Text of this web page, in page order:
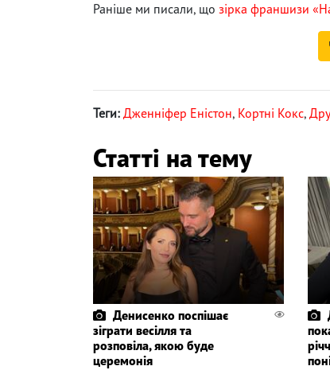
Раніше ми писали, що зірка франшизи
Теги: Дженніфер Еністон, Кортні Кокс,
Статті на тему
Денисенко поспішає
зіграти весілля та
розповіла, якою буде
церемонія